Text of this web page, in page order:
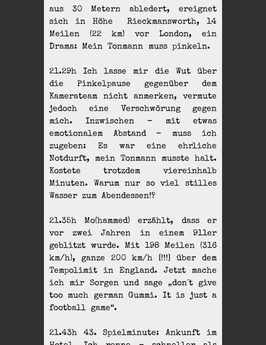
aus 30 Metern abledert, ereignet
sich in Höhe Rieckmansworth, 14
Meilen (22 km) vor London, ein
Drama: Mein Tonmann muss pinkeln.
21.29h Ich lasse mir die Wut über
die Pinkelpause gegenüber dem
Kamerateam nicht anmerken, vermute
jedoch eine Verschwörung gegen
mich. Inzwischen – mit etwas
emotionalem Abstand – muss ich
zugeben: Es war eine ehrliche
Notdurft, mein Tonmann musste halt.
Kostete trotzdem viereinhalb
Minuten. Warum nur so viel stilles
Wasser zum Abendessen!?
21.35h Mo(hammed) erzählt, dass er
vor zwei Jahren in einem 911er
geblitzt wurde. Mit 198 Meilen (316
km/h), ganze 200 km/h [!!!] über dem
Tempolimit in England. Jetzt mache
ich mir Sorgen und sage „don´t give
too much german Gummi. It is just a
football game“.
21.43h 43. Spielminute: Ankunft im